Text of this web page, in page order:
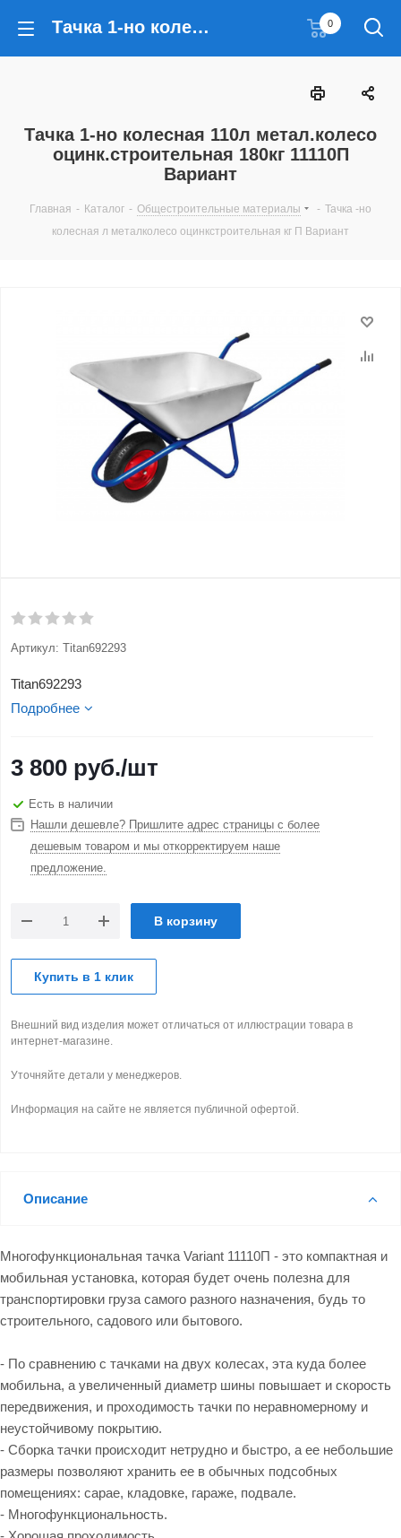
Тачка 1-но колесная 110л метал.колесо оцинк.строительная 180кг 11110П Вариант 0
Тачка 1-но колесная 110л метал.колесо
оцинк.строительная 180кг 11110П
Вариант
Главная - Каталог - Общестроительные материалы - Тачка -но
колесная л металколесо оцинкстроительная кг П Вариант
Артикул: Titan692293
Titan692293
Подробнее
3 800 руб./шт
Есть в наличии
Нашли дешевле? Пришлите адрес страницы с более
дешевым товаром и мы откорректируем наше
предложение.
В корзину
Купить в 1 клик
Внешний вид изделия может отличаться от иллюстрации товара в
интернет-магазине.
Уточняйте детали у менеджеров.
Информация на сайте не является публичной офертой.
Описание
Многофункциональная тачка Variant 11110П - это компактная и
мобильная установка, которая будет очень полезна для
транспортировки груза самого разного назначения, будь то
строительного, садового или бытового.
- По сравнению с тачками на двух колесах, эта куда более
мобильна, а увеличенный диаметр шины повышает и скорость
передвижения, и проходимость тачки по неравномерному и
неустойчивому покрытию.
- Сборка тачки происходит нетрудно и быстро, а ее небольшие
размеры позволяют хранить ее в обычных подсобных
помещениях: сарае, кладовке, гараже, подвале.
- Многофункциональность.